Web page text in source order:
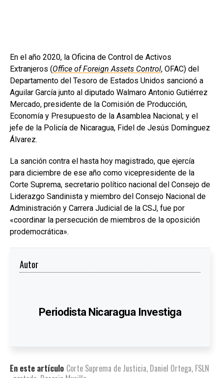
En el año 2020, la Oficina de Control de Activos
Extranjeros (Office of Foreign Assets Control, OFAC) del
Departamento del Tesoro de Estados Unidos sancionó a
Aguilar García junto al diputado Walmaro Antonio Gutiérrez
Mercado, presidente de la Comisión de Producción,
Economía y Presupuesto de la Asamblea Nacional; y el
jefe de la Policía de Nicaragua, Fidel de Jesús Domínguez
Álvarez.
La sanción contra el hasta hoy magistrado, que ejercía
para diciembre de ese año como vicepresidente de la
Corte Suprema, secretario político nacional del Consejo de
Liderazgo Sandinista y miembro del Consejo Nacional de
Administración y Carrera Judicial de la CSJ, fue por
«coordinar la persecución de miembros de la oposición
prodemocrática».
Autor
Periodista Nicaragua Investiga
En este artículo Corte Suprema de Justicia, Daniel Ortega, FSLN